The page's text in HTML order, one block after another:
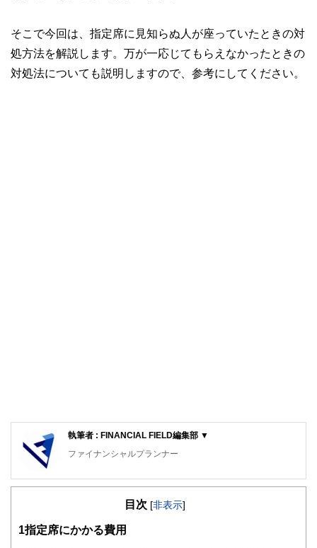
そこで今回は、指定席に見知らぬ人が座っていたときの対
処方法を解説します。万が一応じてもらえなかったときの
対処法についても説明しますので、参考にしてください。
執筆者 : FINANCIAL FIELD編集部 ▼
ファイナンシャルプランナー
FinancialField編集部は、金融、経済に関する記事を、日々
知識がない方でも理解できるようわかりやすく発信していま
目次 [非表示]
1指定席にかかる費用